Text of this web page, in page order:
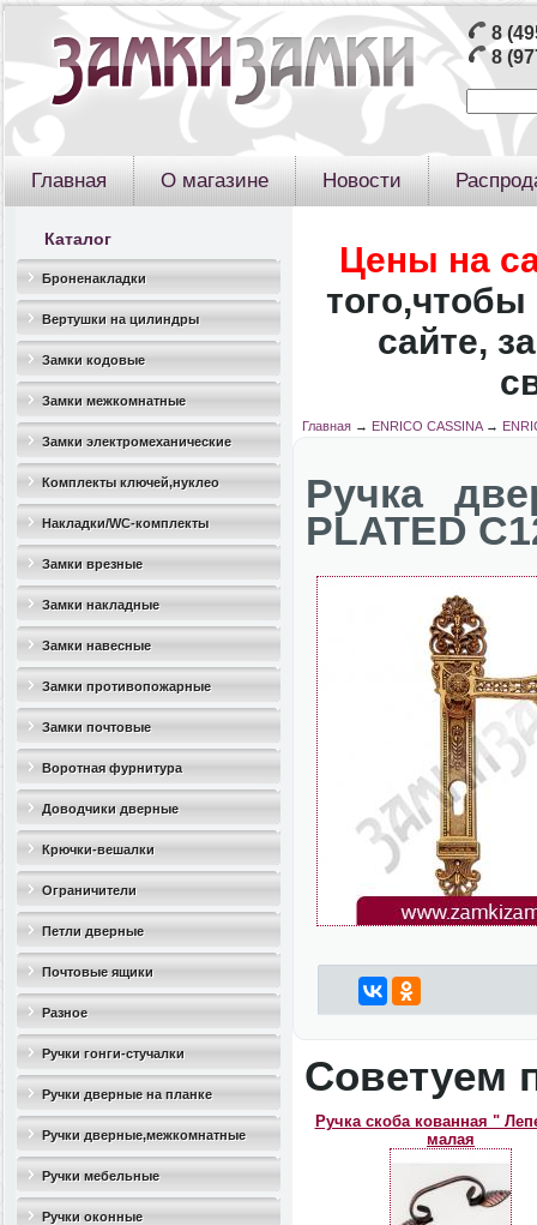
8
8
Главная О магазине Новости
Каталог
Броненакладки
Вертушки на цилиндры
Замки кодовые
Замки межкомнатные
Замки электромеханические
Комплекты ключей,нуклео
Накладки/WC-комплекты
Замки врезные
Замки накладные
Замки навесные
Замки противопожарные
Замки почтовые
Воротная фурнитура
Доводчики дверные
Крючки-вешалки
Ограничители
дверные(стопоры)
Петли дверные
Почтовые ящики
Разное
Ручки гонги-стучалки
Ручки дверные на планке
Ручки дверные,межкомнатные
Ручки мебельные
Ручки оконные
Цены на
того,чтобы
сайте,
Главная→ ENRICO CASSINA→
Ручка
PLATED
Советуем
Ручка скоба кованная "
малая